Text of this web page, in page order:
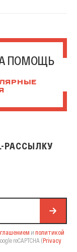
ПОМОЩЬ
РАССЫЛКУ
и политикой
reCAPTCHA (Privacy